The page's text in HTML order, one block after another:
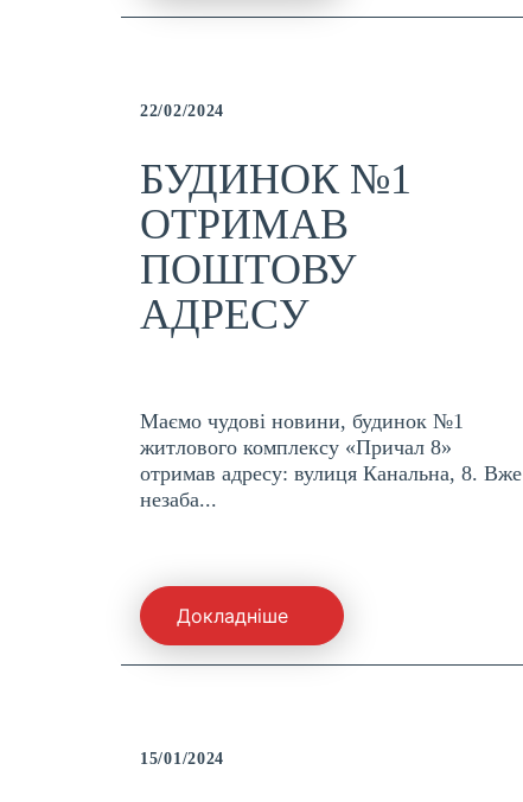
22/02/2024
БУДИНОК №1
ОТРИМАВ
ПОШТОВУ
АДРЕСУ
Маємо чудові новини, будинок №1
житлового комплексу «Причал 8»
отримав адресу: вулиця Канальна, 8. Вже
незаба...
Докладніше
15/01/2024